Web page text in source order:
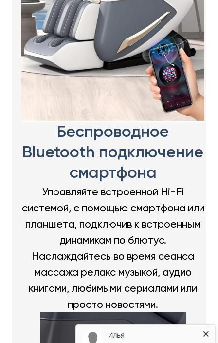
Беспроводное
Bluetooth подключение
смартфона
Управляйте встроенной Hi-Fi
системой, с помощью смартфона или
планшета, подключив к встроенным
динамикам по блютус.
Наслаждайтесь во время сеанса
массажа релакс музыкой, аудио
книгами, любимыми сериалами или
просто новостями.
Илья